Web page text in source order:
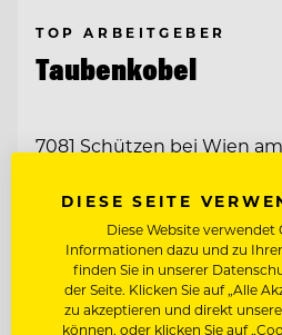
TOP ARBEITGEBER
Taubenkobel
7081 Schützen bei Wien
REZEPTION,
EMPFANG,
SOMMELIER/COMMIS
DIESE SEITE
Diese Website verwendet
Informationen dazu und zu
finden Sie in unserer
der Seite. Klicken Sie auf „Alle
zu akzeptieren und direkt
können, oder klicken Sie auf